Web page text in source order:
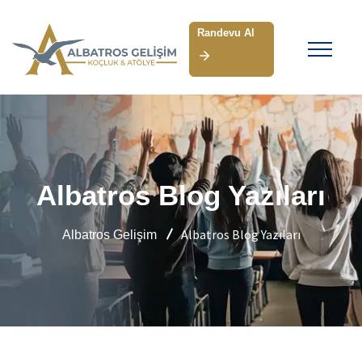
Randevu Al
Albatros Blog Yazıları
Albatros Gelişim Albatros Blog Yazıları